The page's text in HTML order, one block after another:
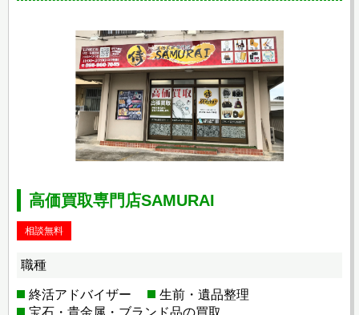
高価買取専門店SAMURAI
相談無料
職種
終活アドバイザー
生前・遺品整理
宝石・貴金属・ブランド品の買取